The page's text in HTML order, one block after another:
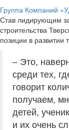
Группа Компаний
Став лидирующим
строительства
позиции в развитии
– Это,
среди тех,
говорит
получаем,
детей,
и их очень